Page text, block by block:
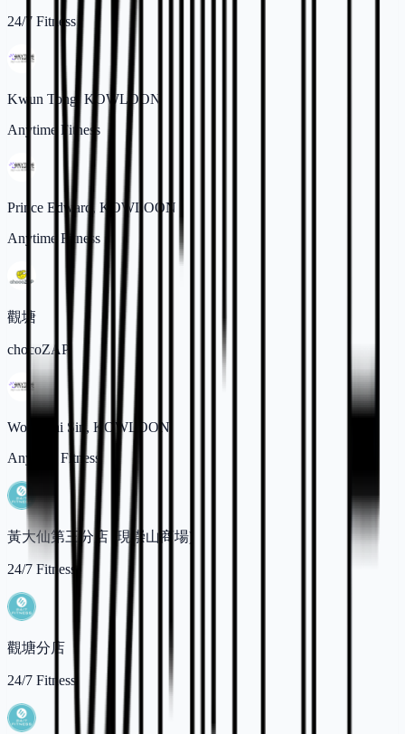
24/7 Fitness
Kwun Tong, KOWLOON
Anytime Fitness
Prince Edward, KOWLOON
Anytime Fitness
觀塘
chocoZAP
Wong Tai Sin, KOWLOON
Anytime Fitness
黃大仙第三分店 (現崇山商場)
24/7 Fitness
觀塘分店
24/7 Fitness